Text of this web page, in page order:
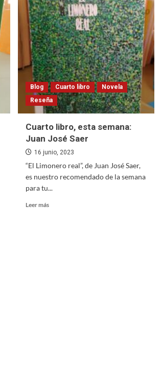
“En
lo
más
implacable
de
la
noche”
Idea
Vilariño
Blog Cuarto libro
Novela
Reseña
Cuarto libro, esta semana:
Juan José Saer
16 junio, 2023
“El Limonero real”, de Juan José Saer,
es nuestro recomendado de la semana
para tu...
Leer másRead